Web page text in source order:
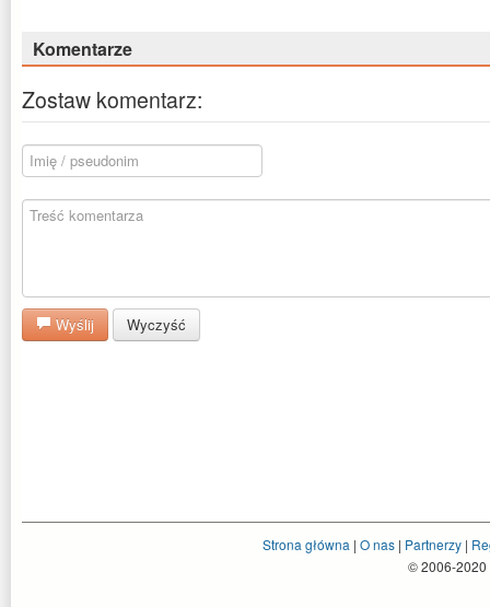
Komentarze
Zostaw komentarz:
Wyślij Wyczyść
Strona główna | O nas| Partnerzy|
© 2006-2020